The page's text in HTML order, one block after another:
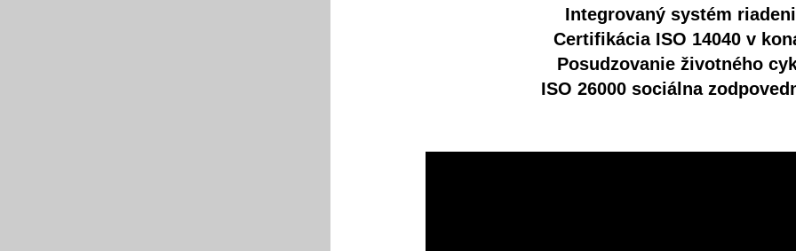
Integrovaný systém
Certifikácia ISO 14040 v
Posudzovanie životného
ISO 26000 sociálna